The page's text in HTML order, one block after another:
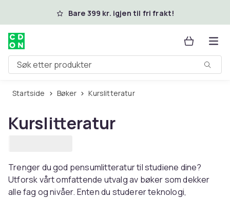
Hopp til hovedinnholdBare 399 kr. igjen til fri frakt!
Søk etter produkter
Startside Bøker Kurslitteratur
Kurslitteratur
Trenger du god pensumlitteratur til studiene dine?
Utforsk vårt omfattende utvalg av bøker som dekker
alle fag og nivåer. Enten du studerer teknologi,